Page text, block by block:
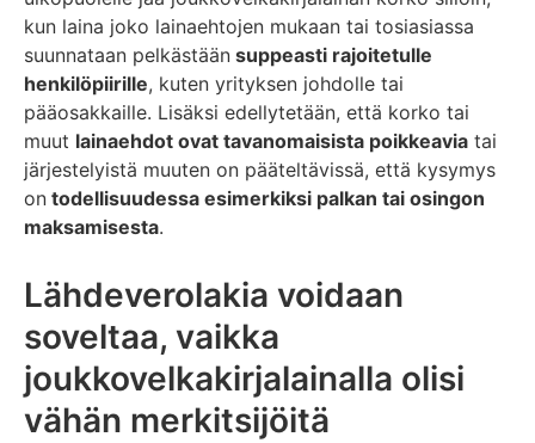
kun laina joko lainaehtojen mukaan tai tosiasiassa
suunnataan pelkästään suppeasti rajoitetulle
henkilöpiirille, kuten yrityksen johdolle tai
pääosakkaille. Lisäksi edellytetään, että korko tai
muut lainaehdot ovat tavanomaisista poikkeavia tai
järjestelyistä muuten on pääteltävissä, että kysymys
on todellisuudessa esimerkiksi palkan tai osingon
maksamisesta.
Lähdeverolakia voidaan
soveltaa, vaikka
joukkovelkakirjalainalla olisi
vähän merkitsijöitä